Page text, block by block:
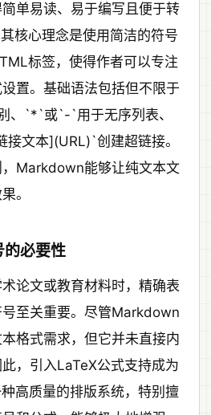
单易读、易于编写且便于转
核心理念是使用简洁的符号
标签，使得作者可以专注
置。基础语法包括但不限于
、`*`或`-`用于无序列表、
文本](URL)`创建超链接。
Markdown能够让纯文本文
。
的必要性
论文或教育材料时，精确表
至关重要。尽管Markdown
格式需求，但它并未直接内
，引入LaTeX公式支持成为
高质量的排版系统，特别擅